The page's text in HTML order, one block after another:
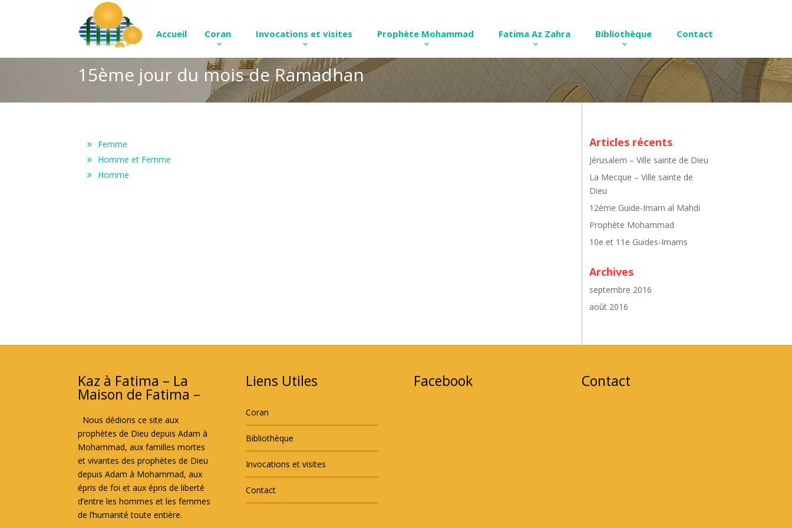
Accueil Coran Invocations et visites Prophète Mohammad Fatima Az Zahra Bibliothèque Contact
15ème jour du mois de Ramadhan
Femme
Homme et Femme
Homme
Articles récents
Jérusalem – Ville sainte de Dieu
La Mecque – Ville sainte de
Dieu
12ème Guide-Imam al Mahdi
Prophète Mohammad
10e et 11e Guides-Imams
Archives
septembre 2016
août 2016
Kaz à Fatima – La
Maison de Fatima –
Nous dédions ce site aux
prophètes de Dieu depuis Adam à
Mohammad, aux familles mortes
et vivantes des prophètes de Dieu
depuis Adam à Mohammad, aux
épris de foi et aux épris de liberté
d’entre les hommes et les femmes
de l’humanité toute entière.
Liens Utiles
Coran
Bibliothèque
Invocations et visites
Contact
Facebook Contact